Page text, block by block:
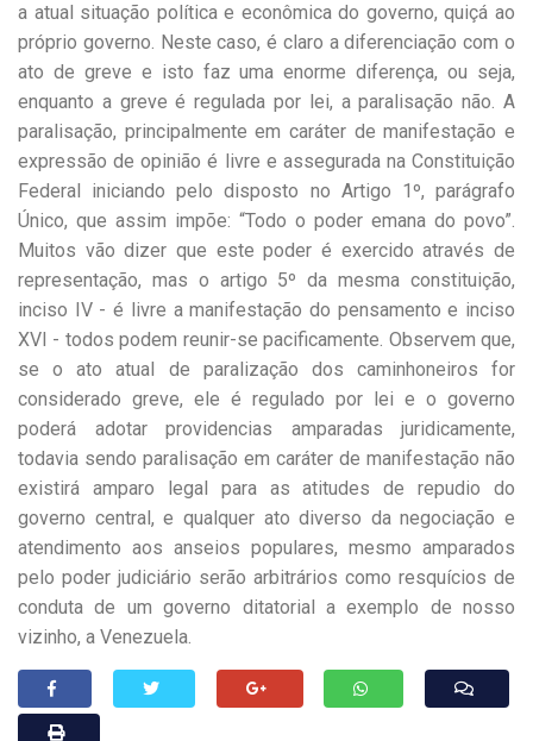
a atual situação política e econômica do governo, quiçá ao
próprio governo. Neste caso, é claro a diferenciação com o
ato de greve e isto faz uma enorme diferença, ou seja,
enquanto a greve é regulada por lei, a paralisação não. A
paralisação, principalmente em caráter de manifestação e
expressão de opinião é livre e assegurada na Constituição
Federal iniciando pelo disposto no Artigo 1º, parágrafo
Único, que assim impõe: “Todo o poder emana do povo”.
Muitos vão dizer que este poder é exercido através de
representação, mas o artigo 5º da mesma constituição,
inciso IV - é livre a manifestação do pensamento e inciso
XVI - todos podem reunir-se pacificamente. Observem que,
se o ato atual de paralização dos caminhoneiros for
considerado greve, ele é regulado por lei e o governo
poderá adotar providencias amparadas juridicamente,
todavia sendo paralisação em caráter de manifestação não
existirá amparo legal para as atitudes de repudio do
governo central, e qualquer ato diverso da negociação e
atendimento aos anseios populares, mesmo amparados
pelo poder judiciário serão arbitrários como resquícios de
conduta de um governo ditatorial a exemplo de nosso
vizinho, a Venezuela.